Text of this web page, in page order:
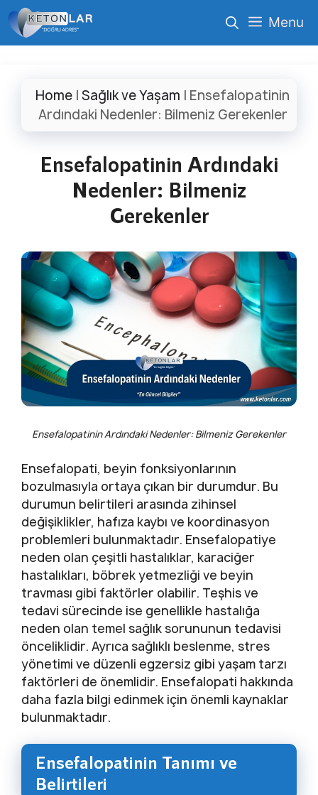
İçeriğe
atla
Menu
Home | Sağlık ve Yaşam | Ensefalopatinin
Ardındaki Nedenler: Bilmeniz Gerekenler
Ensefalopatinin Ardındaki
Nedenler: Bilmeniz
Gerekenler
Ensefalopatinin Ardındaki Nedenler: Bilmeniz Gerekenler
Ensefalopati, beyin fonksiyonlarının
bozulmasıyla ortaya çıkan bir durumdur. Bu
durumun belirtileri arasında zihinsel
değişiklikler, hafıza kaybı ve koordinasyon
problemleri bulunmaktadır. Ensefalopatiye
neden olan çeşitli hastalıklar, karaciğer
hastalıkları, böbrek yetmezliği ve beyin
travması gibi faktörler olabilir. Teşhis ve
tedavi sürecinde ise genellikle hastalığa
neden olan temel sağlık sorununun tedavisi
önceliklidir. Ayrıca sağlıklı beslenme, stres
yönetimi ve düzenli egzersiz gibi yaşam tarzı
faktörleri de önemlidir. Ensefalopati hakkında
daha fazla bilgi edinmek için önemli kaynaklar
bulunmaktadır.
Ensefalopatinin Tanımı ve
Belirtileri